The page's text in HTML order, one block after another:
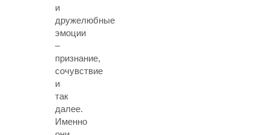
и
дружелюбные
эмоции
–
признание,
сочувствие
и
так
далее.
Именно